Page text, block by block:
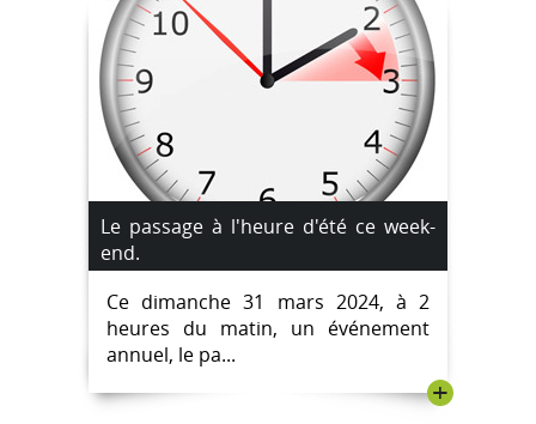
Le passage à l'heure d'été ce week-
end.
Ce dimanche 31 mars 2024, à 2
heures du matin, un événement
annuel, le pa...
+